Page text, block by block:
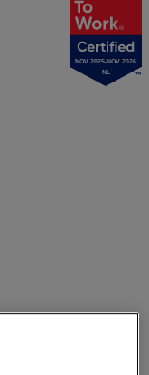
NOV 2025-NOV 2026
NL